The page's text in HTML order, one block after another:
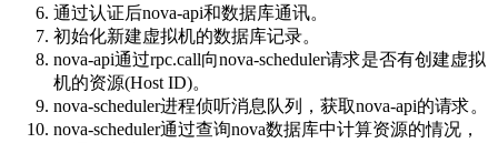
通过认证后nova-api和数据库通讯。
初始化新建虚拟机的数据库记录。
nova-api通过rpc.call向nova-scheduler请求是否有创建虚拟
机的资源(Host ID)。
nova-scheduler进程侦听消息队列，获取nova-api的请求。
nova-scheduler通过查询nova数据库中计算资源的情况，